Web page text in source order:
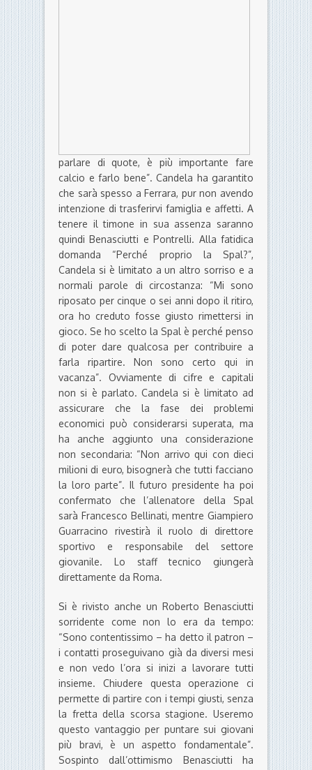
parlare di quote, è più importante fare
calcio e farlo bene”. Candela ha garantito
che sarà spesso a Ferrara, pur non avendo
intenzione di trasferirvi famiglia e affetti. A
tenere il timone in sua assenza saranno
quindi Benasciutti e Pontrelli. Alla fatidica
domanda “Perché proprio la Spal?”,
Candela si è limitato a un altro sorriso e a
normali parole di circostanza: “Mi sono
riposato per cinque o sei anni dopo il ritiro,
ora ho creduto fosse giusto rimettersi in
gioco. Se ho scelto la Spal è perché penso
di poter dare qualcosa per contribuire a
farla ripartire. Non sono certo qui in
vacanza”. Ovviamente di cifre e capitali
non si è parlato. Candela si è limitato ad
assicurare che la fase dei problemi
economici può considerarsi superata, ma
ha anche aggiunto una considerazione
non secondaria: “Non arrivo qui con dieci
milioni di euro, bisognerà che tutti facciano
la loro parte”. Il futuro presidente ha poi
confermato che l’allenatore della Spal
sarà Francesco Bellinati, mentre Giampiero
Guarracino rivestirà il ruolo di direttore
sportivo e responsabile del settore
giovanile. Lo staff tecnico giungerà
direttamente da Roma.
Si è rivisto anche un Roberto Benasciutti
sorridente come non lo era da tempo:
“Sono contentissimo – ha detto il patron –
i contatti proseguivano già da diversi mesi
e non vedo l’ora si inizi a lavorare tutti
insieme. Chiudere questa operazione ci
permette di partire con i tempi giusti, senza
la fretta della scorsa stagione. Useremo
questo vantaggio per puntare sui giovani
più bravi, è un aspetto fondamentale”.
Sospinto dall’ottimismo Benasciutti ha